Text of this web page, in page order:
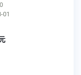
01